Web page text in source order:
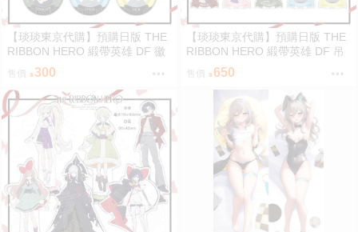
【琰琰東京代購】預購日版 THE
RIBBON HERO 緞帶英雄 DF 徽
章 藍寶石 帕茵 天鵝絨 吉露可
售價 300
【琰琰東京代購】預購日版 THE
RIBBON HERO 緞帶英雄 DF 吊
飾 藍寶石 帕茵 天鵝絨 吉露可
售價 650